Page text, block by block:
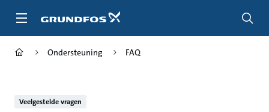
naar
Ondersteuning FAQ
Veelgestelde vragen